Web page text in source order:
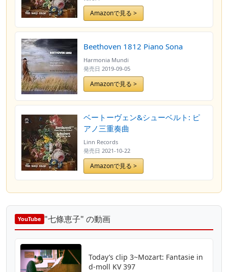
Amazonで見る >
Beethoven 1812 Piano Sona
Harmonia Mundi
発売日 2019-09-05
Amazonで見る >
ベートーヴェン&シューベルト: ピ
アノ三重奏曲
Linn Records
発売日 2021-10-22
Amazonで見る >
YouTube "七條恵子" の動画
Today’s clip 3~Mozart: Fantasie in
d-moll KV 397